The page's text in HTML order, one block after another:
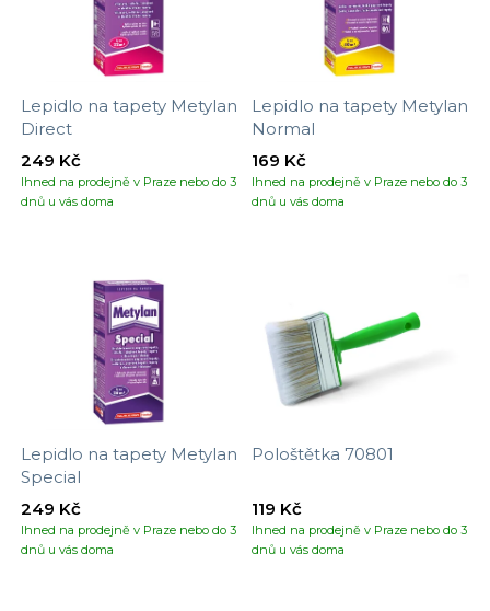
Lepidlo na tapety Metylan
Direct
Ihned na prodejně v Praze nebo do 3
dnů u vás doma
249 Kč
Lepidlo na tapety Metylan
Normal
Ihned na prodejně v Praze nebo do 3
dnů u vás doma
169 Kč
Lepidlo na tapety Metylan
Special
Ihned na prodejně v Praze nebo do 3
dnů u vás doma
249 Kč
Pološtětka 70801
Ihned na prodejně v Praze nebo do 3
dnů u vás doma
119 Kč